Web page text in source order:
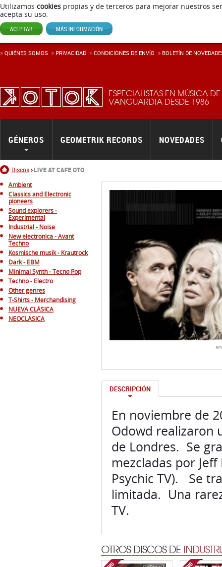
Utilizamos cookies propias y de terceros para mejorar nuestros
acepta su uso.
ACEPTAR MÁS INFORMACIÓN
ESPECIALISTAS EN MÚSICA DE
VANGUARDIA DESDE 1986
Inicio
Discos LIVE AT CAFE OTO
GÉNEROS GEOMETRIK RECORDS NOVEDADES
QUIÉNES SOMOS PRIVACIDAD CONDICIONES DE ENVÍ­O BOLETÍN DE
Ambient
Classics and Electronic
pioneers
Sound explorers -
Experimental
Industrial - Noise
New electronica - Avant
Techno
Kosmische musik - Krautrock
Dark - EBM
Minimal Synth - Tecno Pop
Techno - Electro
Other genres
T-Shirts - Merchandising
NUEVA CLÁSICA
NEOCLÁSICA
DESCRIPCIÓN
En noviembre de
Odowd realizaron
de Londres. Se
mezcladas por
Psychic TV). Se
limitada. Una
TV.
OTROS DISCOS DE